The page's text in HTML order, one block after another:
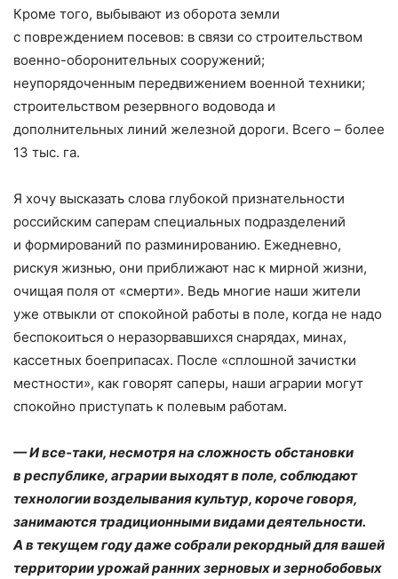
Кроме того, выбывают из оборота земли
с повреждением посевов: в связи со строительством
военно-­оборонительных сооружений;
неупорядоченным передвижением военной техники;
строительством резервного водовода и
дополнительных линий железной дороги. Всего – ​более
13 тыс. га.
Я хочу высказать слова глубокой признательности
российским саперам специальных подразделений
и формирований по разминированию. Ежедневно,
рискуя жизнью, они приближают нас к мирной жизни,
очищая поля от «смерти». Ведь многие наши жители
уже отвыкли от спокойной работы в поле, когда не надо
беспокоиться о неразорвавшихся снарядах, минах,
кассетных боеприпасах. После «сплошной зачистки
местности», как говорят саперы, наши аграрии могут
спокойно приступать к полевым работам.
— И все‑таки, несмотря на сложность обстановки
в республике, аграрии выходят в поле, соблюдают
технологии возделывания культур, короче говоря,
занимаются традиционными видами деятельности.
А в текущем году даже собрали рекордный для вашей
территории урожай ранних зерновых и зернобобовых